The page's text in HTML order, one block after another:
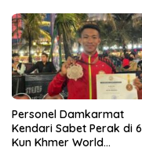
Personel Damkarmat
Kendari Sabet Perak di
Kun Khmer World